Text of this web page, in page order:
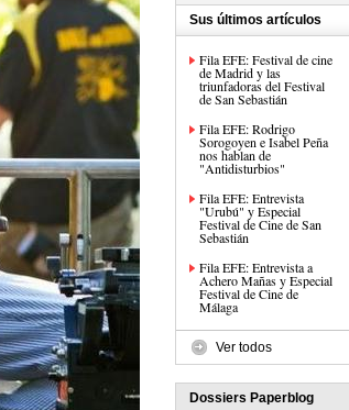
Sus últimos artículos
Fila EFE: Festival de cine
de Madrid y las
triunfadoras del Festival
de San Sebastián
Fila EFE: Rodrigo
Sorogoyen e Isabel Peña
nos hablan de
"Antidisturbios"
Fila EFE: Entrevista
"Urubú" y Especial
Festival de Cine de San
Sebastián
Fila EFE: Entrevista a
Achero Mañas y Especial
Festival de Cine de
Málaga
Ver todos
Dossiers Paperblog